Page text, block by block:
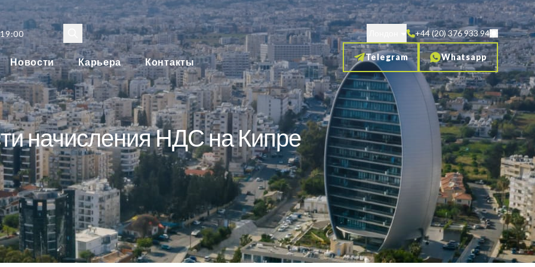
Новости Карьера Контакты
+44 (20) 376 933 94
Telegram Whatsapp
начисления НДС на Кипре